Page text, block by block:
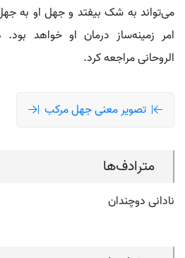
می‌تواند به شک بیفتد و جهل او به
امر زمینه‌ساز درمان او خواهد
الروحانی مراجعه کرد.
تصویر معنی جهل مرکب
مترادف‌ها
نادانی دوچندان